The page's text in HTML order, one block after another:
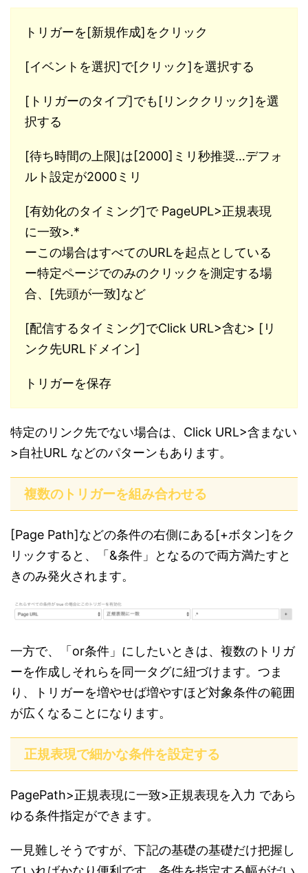
トリガーを[新規作成]をクリック
[イベントを選択]で[クリック]を選択する
[トリガーのタイプ]でも[リンククリック]を選
択する
[待ち時間の上限]は[2000]ミリ秒推奨…デフォ
ルト設定が2000ミリ
[有効化のタイミング]で PageUPL>正規表現
に一致>.*
ーこの場合はすべてのURLを起点としている
ー特定ページでのみのクリックを測定する場
合、[先頭が一致]など
[配信するタイミング]でClick URL>含む> [リ
ンク先URLドメイン]
トリガーを保存
特定のリンク先でない場合は、Click URL>含まない
>自社URL などのパターンもあります。
複数のトリガーを組み合わせる
[Page Path]などの条件の右側にある[+ボタン]をク
リックすると、「&条件」となるので両方満たすと
きのみ発火されます。
一方で、「or条件」にしたいときは、複数のトリガ
ーを作成しそれらを同一タグに紐づけます。つま
り、トリガーを増やせば増やすほど対象条件の範囲
が広くなることになります。
正規表現で細かな条件を設定する
PagePath>正規表現に一致>正規表現を入力 であら
ゆる条件指定ができます。
一見難しそうですが、下記の基礎の基礎だけ把握し